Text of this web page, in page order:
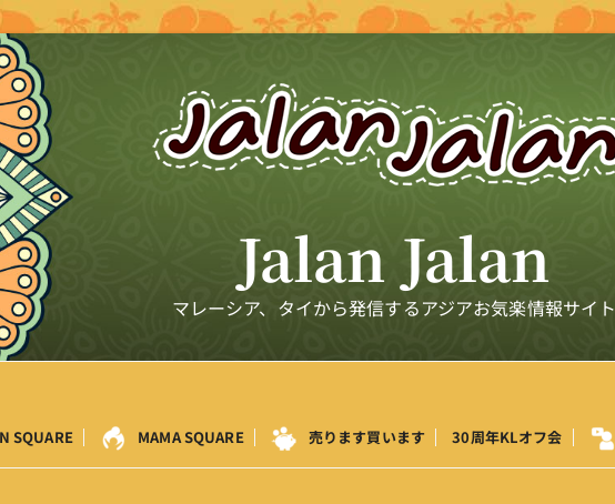
Jalan Jalan
マレーシア、タイから発信するアジアお気楽情報サイト
SQUARE MAMA SQUARE 売ります買います 30周年KLオフ会